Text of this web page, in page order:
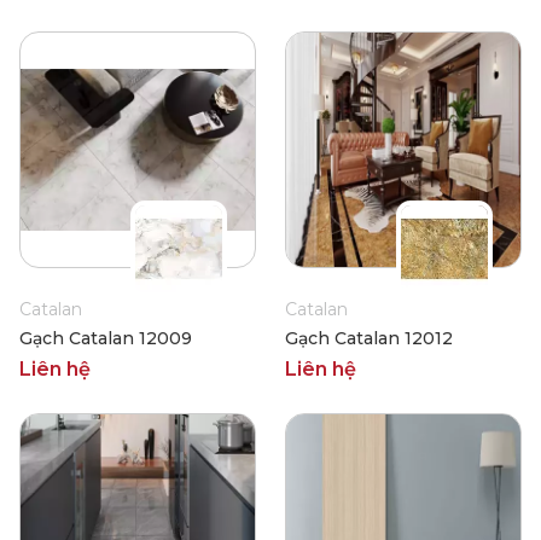
Catalan
Gạch Catalan 12009
Liên hệ
Catalan
Gạch Catalan 12012
Liên hệ